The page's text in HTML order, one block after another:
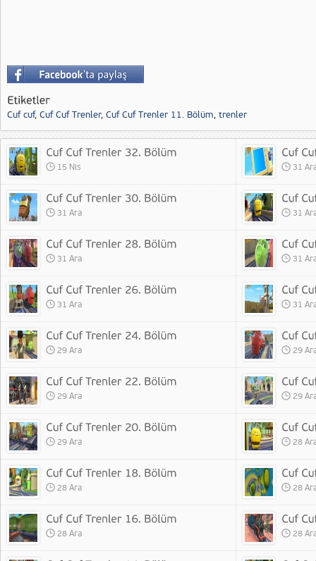
Cuf cuf, Cuf Cuf Trenler, Cuf Cuf Trenler 11. Bölüm, trenler
15 Nis 31
31 Ara 31
31 Ara 31
31 Ara 31
29 Ara 29
29 Ara 29
29 Ara 28
28 Ara 28
28 Ara 28